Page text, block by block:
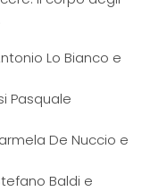
Lo Bianco e
Pasquale
De Nuccio e
Baldi e